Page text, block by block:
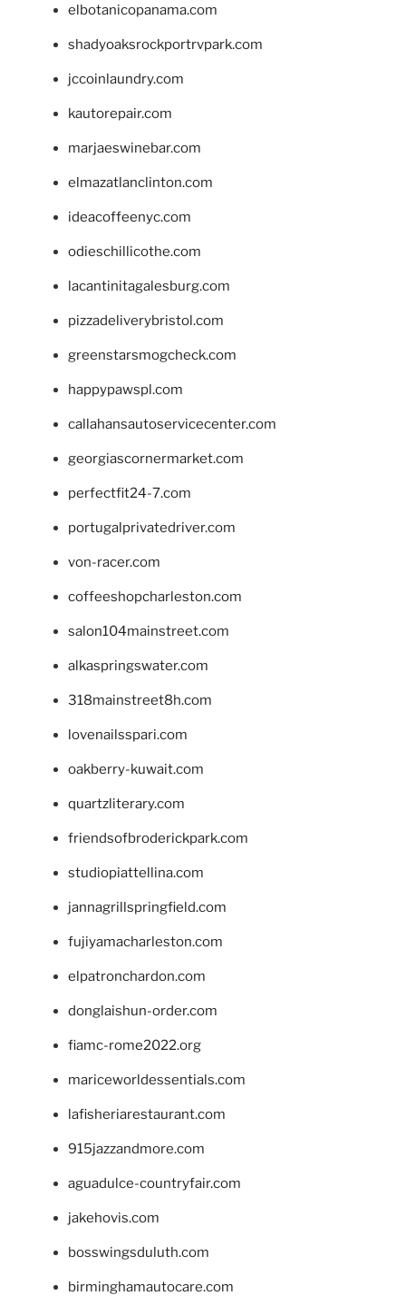
elbotanicopanama.com
shadyoaksrockportrvpark.com
jccoinlaundry.com
kautorepair.com
marjaeswinebar.com
elmazatlanclinton.com
ideacoffeenyc.com
odieschillicothe.com
lacantinitagalesburg.com
pizzadeliverybristol.com
greenstarsmogcheck.com
happypawspl.com
callahansautoservicecenter.com
georgiascornermarket.com
perfectfit24-7.com
portugalprivatedriver.com
von-racer.com
coffeeshopcharleston.com
salon104mainstreet.com
alkaspringswater.com
318mainstreet8h.com
lovenailsspari.com
oakberry-kuwait.com
quartzliterary.com
friendsofbroderickpark.com
studiopiattellina.com
jannagrillspringfield.com
fujiyamacharleston.com
elpatronchardon.com
donglaishun-order.com
fiamc-rome2022.org
mariceworldessentials.com
lafisheriarestaurant.com
915jazzandmore.com
aguadulce-countryfair.com
jakehovis.com
bosswingsduluth.com
birminghamautocare.com